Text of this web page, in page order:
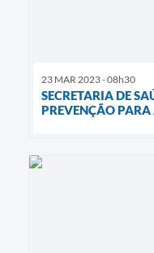
23 MAR 2023 - 08h30
SECRETARIA DE
PREVENÇÃO